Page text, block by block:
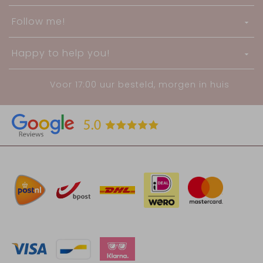
Follow me!
Happy to help you!
Voor 17:00 uur besteld, morgen in huis